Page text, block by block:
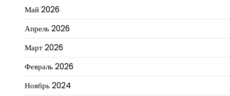
Май 2026
Апрель 2026
Март 2026
Февраль 2026
Ноябрь 2024